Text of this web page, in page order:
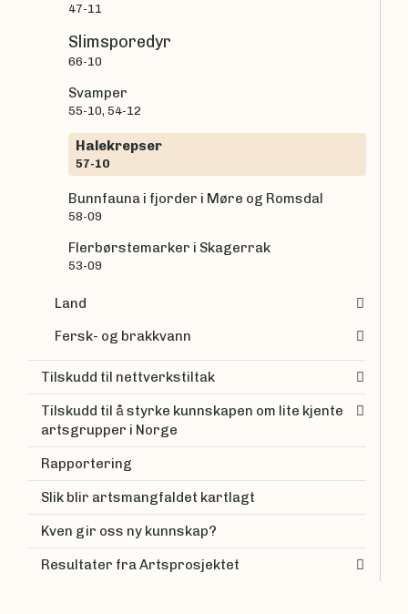
47-11
Slimsporedyr
66-10
Svamper
55-10, 54-12
Halekrepser
57-10
Bunnfauna i fjorder i Møre og Romsdal
58-09
Flerbørstemarker i Skagerrak
53-09
Land
Fersk- og brakkvann
Tilskudd til nettverkstiltak
Tilskudd til å styrke kunnskapen om lite kjente
artsgrupper i Norge
Rapportering
Slik blir artsmangfaldet kartlagt
Kven gir oss ny kunnskap?
Resultater fra Artsprosjektet